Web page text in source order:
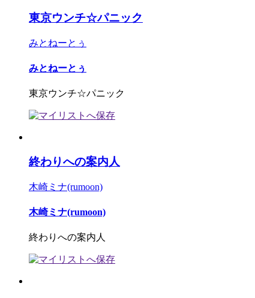
東京ウンチ☆パニック
みとねーとぅ
みとねーとぅ
東京ウンチ☆パニック
終わりへの案内人
木崎ミナ(rumoon)
木崎ミナ(rumoon)
終わりへの案内人